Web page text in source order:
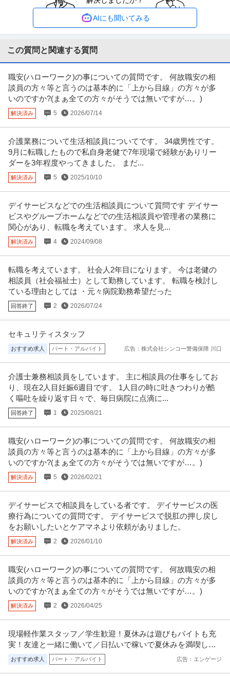
ライフバランス重視の方にもおすすめ
昇給あり
月給23.5万円
診後の保健指導や特定保健 …続きを見る
採用 ／ 「人事総務（管理職候補）」伊藤忠丸紅鉄鋼100％出資／
鋼管専門商社／将来的な制度企画にも携わる／年休125日・残業月
15h程度・抜群の福利厚生
株式会社ニッコー
土日休み 職場内禁煙 長期
年収500万円〜700万円
【職種】人事＞採用 【業種】メーカー＞その他 ※会員属性などに応じ、当該
求人をビズリーチ上で閲覧さ …続きを見る
提供：ビズリーチ
経理（財務会計） ／ 経理マネージャー候補
issinホールディングス株式会社
年収800万円〜900万円
【職種】管理＞経理（財務会計） 【業種】IT・インターネット＞ソフトウエ
ア ※会員属性などに応じ、…続きを見る
健師／オムロングループ
株式会社iCARE
新着 正社員 昇給あり 職場内禁煙 有資格者歓迎
【職種】医療・看護・薬剤＞看護師 【業種】IT・インターネット＞その他 ※
会員属性などに応じ、当該…続きを見る
提供：ビズリーチ
駅チカ／保健師／常勤／日勤のみ／企業での勤務／ワークライフ
バランス重視の方にもおすすめ／正社員
株式会社 健康予防医学協会
月給25万円
《産業保健師求人◎》土日祝休み◎年間休日120日◎福利厚生充実！ ●産業医
契約先企業の産業保健業務…続きを見る
設
関西健診クリニック
新着 パート・アルバイト 16時前退社 17時前退社 18時前退社
日給1.8万円
健診「巡回」・保健指導
提供：MRT看護師
この条件の求人をもっと見る
AIにも聞いてみる
この質問と関連する質問
職安(ハローワーク)の事についての質問です。 何故職安の相
談員の方々等と言うのは基本的に「上から目線」の方々が多
いのですか?(まぁ全ての方々がそうでは無いですが…。)
解決済み 5 2026/07/14
介護業務について生活相談員についてです。 34歳男性です。
9月に転職したもので私自身老健で7年現場で経験がありリー
ダーを3年程度やってきました。 まだ...
解決済み 5 2025/10/10
デイサービスなどでの生活相談員について質問です デイサー
ビスやグループホームなどでの生活相談員や管理者の業務に
関心があり、転職を考えています。 求人を見...
解決済み 4 2024/09/08
転職を考えています。 社会人2年目になります。 今は老健の
相談員（社会福祉士）として勤務しています。 転職を検討し
ている理由としては ・元々病院勤務希望だった
回答終了 2 2026/07/24
セキュリティスタッフ
おすすめ求人 パート・アルバイト 広告：株式会社シンコー警備保障 川口
介護士兼務相談員をしています。 主に相談員の仕事をしてお
り、現在2人目妊娠6週目です。 1人目の時に吐きつわりが酷
く嘔吐を繰り返す日々で、毎日病院に点滴に...
回答終了 1 2025/08/21
職安(ハローワーク)の事についての質問です。 何故職安の相
談員の方々等と言うのは基本的に「上から目線」の方々が多
いのですか?(まぁ全ての方々がそうでは無いですが…。)
解決済み 5 2026/02/21
デイサービスで相談員をしている者です。 デイサービスの医
療行為についての質問です。 デイサービスで脱肛の押し戻し
をお願いしたいとケアマネより依頼がありました。
解決済み 2 2026/01/10
職安(ハローワーク)の事についての質問です。 何故職安の相
談員の方々等と言うのは基本的に「上から目線」の方々が多
いのですか?(まぁ全ての方々がそうでは無いですが…。)
解決済み 2 2026/04/25
現場軽作業スタッフ／学生歓迎！夏休みは遊びもバイトも充
実！友達と一緒に働いて／日払いで稼いで夏休みを満喫しよ
う！
おすすめ求人 パート・アルバイト 広告：エンゲージ